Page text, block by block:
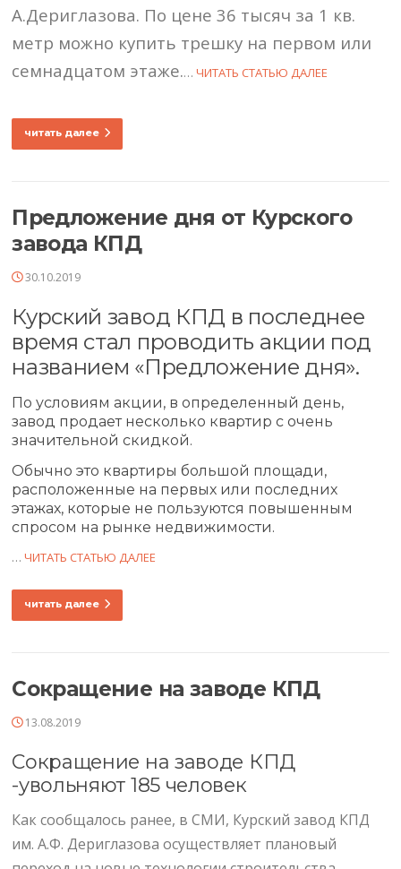
А.Дериглазова. По цене 36 тысяч за 1 кв.
метр можно купить трешку на первом или
семнадцатом этаже.…ЧИТАТЬ СТАТЬЮ ДАЛЕЕ
читать далее
Предложение дня от Курского
завода КПД
30.10.2019
Курский завод КПД в последнее
время стал проводить акции под
названием «Предложение дня».
По условиям акции, в определенный день,
завод продает несколько квартир с очень
значительной скидкой.
Обычно это квартиры большой площади,
расположенные на первых или последних
этажах, которые не пользуются повышенным
спросом на рынке недвижимости.
…ЧИТАТЬ СТАТЬЮ ДАЛЕЕ
читать далее
Сокращение на заводе КПД
13.08.2019
Сокращение на заводе КПД
-увольняют 185 человек
Как сообщалось ранее, в СМИ, Курский завод КПД
им. А.Ф. Дериглазова осуществляет плановый